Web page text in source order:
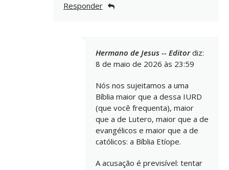
Responder
Hermano de Jesus -- Editor diz:
8 de maio de 2026 às 23:59
Nós nos sujeitamos a uma
Bíblia maior que a dessa IURD
(que você frequenta), maior
que a de Lutero, maior que a de
evangélicos e maior que a de
católicos: a Bíblia Etíope.
A acusação é previsível: tentar